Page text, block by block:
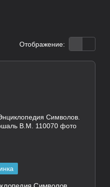
Отображение: